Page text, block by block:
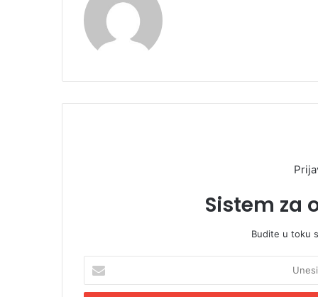
Sistem za
Budite u toku
e